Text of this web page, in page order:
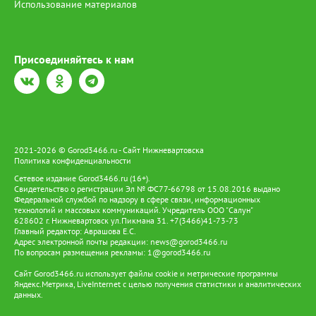
Использование материалов
Присоединяйтесь к нам
2021-2026 © Gorod3466.ru - Сайт Нижневартовска
Политика конфиденциальности
Сетевое издание Gorod3466.ru (16+).
Свидетельство о регистрации Эл № ФС77-66798 от 15.08.2016 выдано
Федеральной службой по надзору в сфере связи, информационных
технологий и массовых коммуникаций. Учредитель ООО "Салун"
628602 г. Нижневартовск ул.Пикмана 31. +7(3466)41-73-73
Главный редактор: Аврашова Е.С.
Адрес электронной почты редакции: news@gorod3466.ru
По вопросам размещения рекламы: 1@gorod3466.ru
Сайт Gorod3466.ru использует файлы cookie и метрические программы
Яндекс.Метрика, LiveInternet с целью получения статистики и аналитических
данных.